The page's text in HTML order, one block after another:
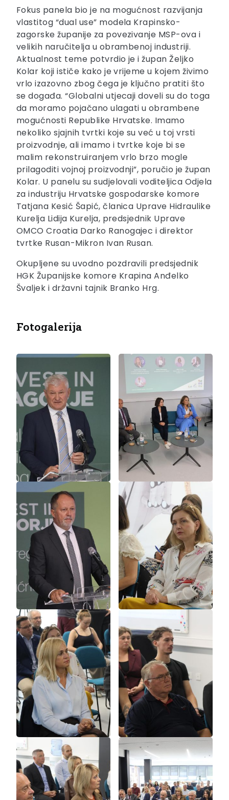
Fokus panela bio je na mogućnost razvijanja
vlastitog “dual use” modela Krapinsko-
zagorske županije za povezivanje MSP-ova i
velikih naručitelja u obrambenoj industriji.
Aktualnost teme potvrdio je i župan Željko
Kolar koji ističe kako je vrijeme u kojem živimo
vrlo izazovno zbog čega je ključno pratiti što
se događa. “Globalni utjecaji doveli su do toga
da moramo pojačano ulagati u obrambene
mogućnosti Republike Hrvatske. Imamo
nekoliko sjajnih tvrtki koje su već u toj vrsti
proizvodnje, ali imamo i tvrtke koje bi se
malim rekonstruiranjem vrlo brzo mogle
prilagoditi vojnoj proizvodnji”, poručio je župan
Kolar. U panelu su sudjelovali voditeljica Odjela
za industriju Hrvatske gospodarske komore
Tatjana Kesić Šapić, članica Uprave Hidraulike
Kurelja Lidija Kurelja, predsjednik Uprave
OMCO Croatia Darko Ranogajec i direktor
tvrtke Rusan-Mikron Ivan Rusan.
Okupljene su uvodno pozdravili predsjednik
HGK Županijske komore Krapina Anđelko
Švaljek i državni tajnik Branko Hrg.
Fotogalerija